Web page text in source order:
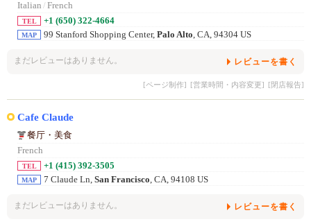
Italian / French
TEL +1 (650) 322-4664
MAP 99 Stanford Shopping Center, Palo Alto, CA, 94304 US
まだレビューはありません。 レビューを書く
[ページ制作] [営業時間・内容変更] [閉店報告]
Cafe Claude
餐厅・美食
French
TEL +1 (415) 392-3505
MAP 7 Claude Ln, San Francisco, CA, 94108 US
まだレビューはありません。 レビューを書く